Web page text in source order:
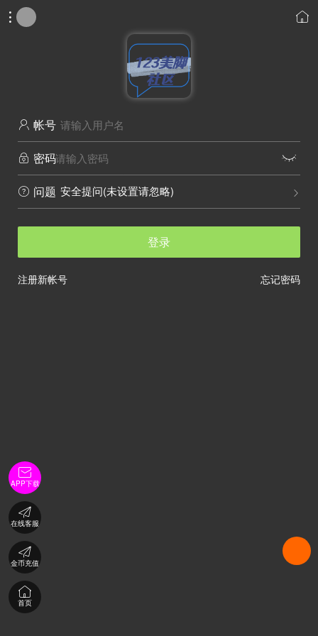
 
 帐号
 密码 
 问题 
安全提问(未设置请忽略)
登录
忘记密码
注册新帐号

APP下载

在线客服

金币充值

首页